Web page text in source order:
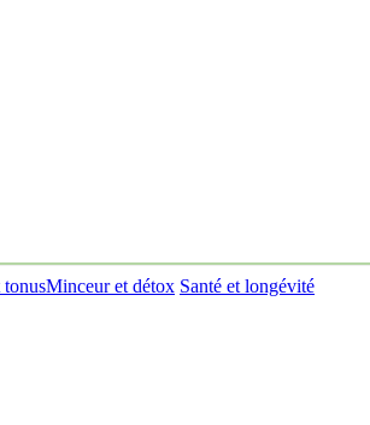
Minceur et détox Santé et longévité